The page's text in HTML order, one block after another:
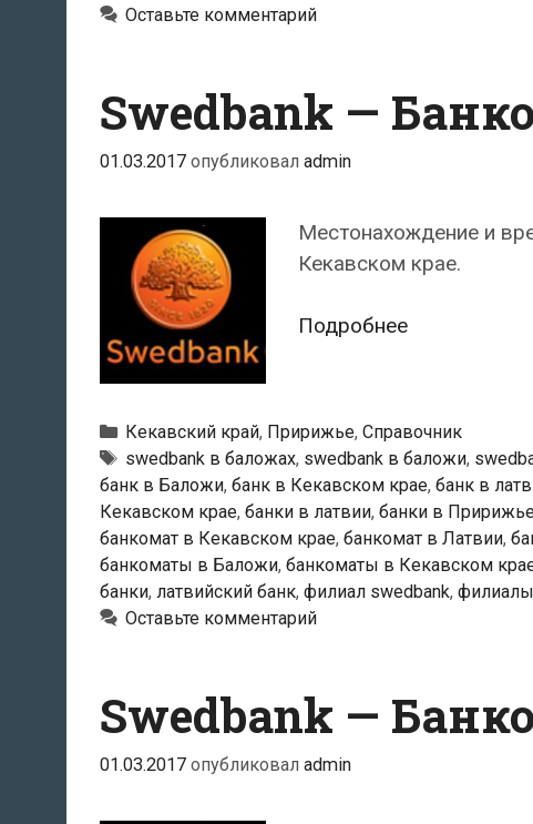
Оставьте комментарий
Swedbank —
01.03.2017 опубликовал admin
Местонахождение и
Кекавском крае.
ПодробнееSwedbank
Баложи
Рубрики
Кекавский край, Пририжье, Справочник
Тэги
swedbank в баложах, swedbank в баложи,
банк в Баложи, банк в Кекавском крае, банк в
Кекавском крае, банки в латвии, банки в
банкомат в Кекавском крае, банкомат в Латвии,
банкоматы в Баложи, банкоматы в Кекавском
банки, латвийский банк, филиал swedbank,
Оставьте комментарий
Swedbank —
01.03.2017 опубликовал admin